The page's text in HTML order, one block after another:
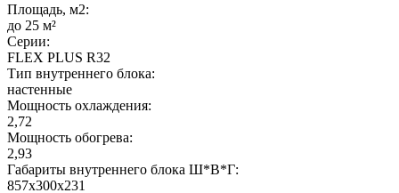
Площадь, м2:
до 25 м²
Серии:
FLEX PLUS R32
Тип внутреннего блока:
настенные
Мощность охлаждения:
2,72
Мощность обогрева:
2,93
Габариты внутреннего блока Ш*В*Г:
857х300х231